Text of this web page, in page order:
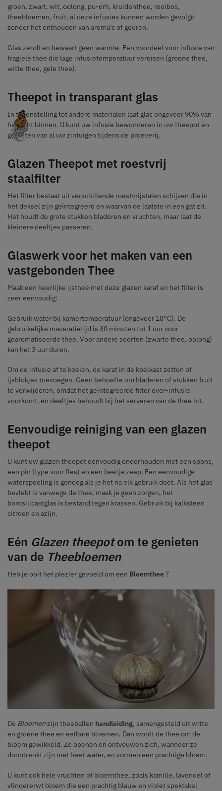
groen, zwart, wit, oolong, pu-erh, kruidenthee, rooibos,
theebloemen, fruit, al deze infusies kunnen worden gevolgd
zonder het onthouden van aroma's of geuren.
Glas zendt en bewaart geen warmte. Een voordeel voor infusie van
fragiele thee die lage infusietemperatuur vereisen (groene thee,
witte thee, gele thee).
Theepot in transparant glas
In tegenstelling tot andere materialen laat glas ongeveer 90% van
het licht binnen. U kunt uw infusie bewonderen in uw theepot en
genieten van al uw zintuigen tijdens de proeverij.
Glazen Theepot met roestvrij
staalfilter
Het filter bestaat uit verschillende roestvrijstalen schijven die in
het deksel zijn geïntegreerd en waarvan de laatste in een gat zit.
Het houdt de grote stukken bladeren en vruchten, maar laat de
kleinere deeltjes passeren.
Glaswerk voor het maken van een
vastgebonden Thee
Maak een heerlijke ijsthee met deze glazen karaf en het filter is
zeer eenvoudig:
Gebruik water bij kamertemperatuur (ongeveer 18°C). De
gebruikelijke maceratietijd is 30 minuten tot 1 uur voor
gearomatiseerde thee. Voor andere soorten (zwarte thee, oolong)
kan het 3 uur duren.
Om de infusie af te koelen, de karaf in de koelkast zetten of
ijsblokjes toevoegen. Geen behoefte om bladeren of stukken fruit
te verwijderen, omdat het geïntegreerde filter over-infusie
voorkomt, en deeltjes behoudt bij het serveren van de thee hit.
Eenvoudige reiniging van een glazen
theepot
U kunt uw glazen theepot eenvoudig onderhouden met een spons,
een pin (type voor fles) en een beetje zeep. Een eenvoudige
waterspoeling is genoeg als je het na elk gebruik doet. Als het glas
bevlekt is vanwege de thee, maak je geen zorgen, het
borosilicaatglas is bestand tegen krassen. Gebruik bij kalksteen
citroen en azijn.
Eén Glazen theepotom te genieten
van de Theebloemen
Heb je ooit het plezier gevoeld om een Bloemthee?
De Bloemenzijn theeballen handleiding, samengesteld uit witte
en groene thee en eetbare bloemen. Dan wordt de thee om de
bloem gewikkeld. Ze openen en ontvouwen zich, wanneer ze
doordrenkt zijn met heet water, en vormen een prachtige bloem.
U kunt ook hele vruchten of bloemthee, zoals kamille, lavendel of
vlindererwt bloem die een prachtig blauw en violet spektakel